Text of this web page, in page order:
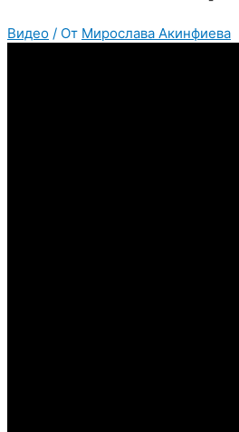
Видео / От Мирослава Акинфиева